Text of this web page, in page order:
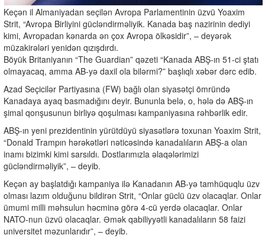
Keçən il Almaniyadan seçilən Avropa Parlamentinin üzvü Yoaxim
Strit, “Avropa Birliyini gücləndirməliyik. Kanada baş nazirinin dediyi
kimi, Avropadan kənarda ən çox Avropa ölkəsidir”, – deyərək
müzakirələri yenidən qızışdırdı.
Böyük Britaniyanın “The Guardian” qəzeti “Kanada ABŞ-ın 51-ci ştatı
olmayacaq, amma AB-yə daxil ola bilərmi?” başlıqlı xəbər dərc edib.
Azad Seçicilər Partiyasına (FW) bağlı olan siyasətçi ömründə
Kanadaya ayaq basmadığını deyir. Bununla belə, o, hələ də ABŞ-ın
şimal qonşusunun birliyə qoşulması kampaniyasına rəhbərlik edir.
ABŞ-ın yeni prezidentinin yürütdüyü siyasətlərə toxunan Yoaxim Strit,
“Donald Trampın hərəkətləri nəticəsində kanadalıların ABŞ-a olan
inamı bizimki kimi sarsıldı. Dostlarımızla əlaqələrimizi
gücləndirməliyik”, – deyib.
Keçən ay başlatdığı kampaniya ilə Kanadanın AB-yə tamhüquqlu üzv
olması lazım olduğunu bildirən Strit, “Onlar güclü üzv olacaqlar. Onlar
ümumi milli məhsulun həcminə görə 4-cü yerdə olacaqlar. Onlar
NATO-nun üzvü olacaqlar. Əmək qabiliyyətli kanadalıların 58 faizi
universitet məzunlarıdır”, – deyib.